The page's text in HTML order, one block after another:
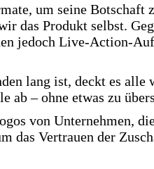
um seine Botschaft
das Produkt selbst.
jedoch Live-Action-
lang ist, deckt es alle
ab – ohne etwas zu
von Unternehmen,
das Vertrauen der